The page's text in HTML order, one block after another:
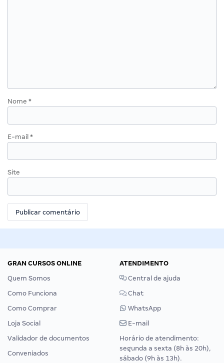
Nome *
E-mail *
Site
GRAN CURSOS ONLINE
Quem Somos
Como Funciona
Como Comprar
Loja Social
Validador de documentos
Conveniados
ATENDIMENTO
Central de ajuda
Chat
WhatsApp
E-mail
Horário de atendimento:
segunda a sexta (8h às 20h),
sábado (9h às 13h).